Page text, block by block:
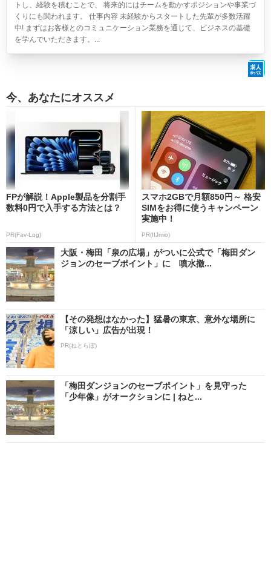
トし、経験を積むことで、 将来的にはチームを動かすポジションや事業づ
くりにも関われます。 仕事内容 未経験からスタートした先輩が多数活躍
中! まずはお客様とのコミュニケーション業務を通じて、ビジネスの基礎
を学んでいただきます。...
今、あなたにオススメ
FPが解説！Apple製品を分割手
数料0円で入手する方法とは？
PR(Fav-Log)
スマホ2GBで月額850円～ 格安
SIMをお得に使うキャンペーン
実施中！
PR(IIJmio)
大阪・梅田「泉の広場」がついに公式で「梅田ダン
ジョンのセーブポイント」に 噴水撤...
【その発想はなかった】猛暑の東京、意外な場所に
「涼しい」広告が出現！
PR(ねとらぼ)
「梅田ダンジョンのセーブポイント」を見守った
「少年像」がオークションに | ねと...